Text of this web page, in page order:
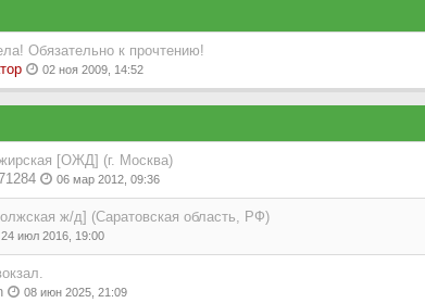
Обязательно к прочтению!
02 ноя 2009, 14:52
[ОЖД] (г. Москва)
06 мар 2012, 09:36
ж/д] (Саратовская область, РФ)
24 июл 2016, 19:00
08 июн 2025, 21:09